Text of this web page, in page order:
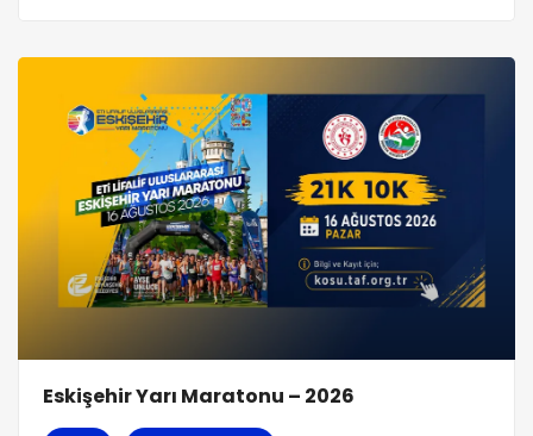
Eskişehir Yarı Maratonu – 2026